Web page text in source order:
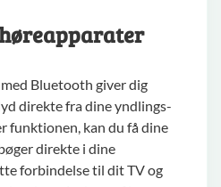
Bluetooth giver dig
direkte fra dine yndlings-
funktionen, kan du få dine
direkte i dine
forbindelse til dit TV og